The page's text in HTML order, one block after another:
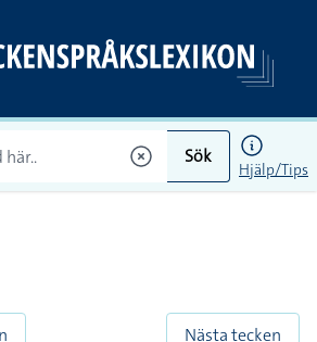
Sök
Hjälp/Tips
Nästa tecken